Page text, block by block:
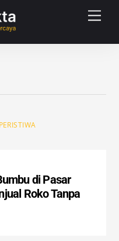
PERISTIWA
di Pasar
Roko Tanpa